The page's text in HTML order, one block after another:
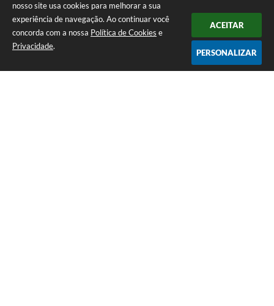
nosso site usa cookies para melhorar a sua
experiência de navegação. Ao continuar você
concorda com a nossa Política de Cookies e
Privacidade.
ACEITAR
PERSONALIZAR